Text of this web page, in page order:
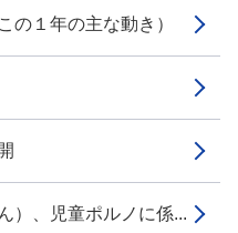
の１年の主な動き）
）、児童ポルノに係...